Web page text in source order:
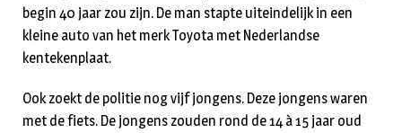
begin 40 jaar zou zijn. De man stapte uiteindelijk in een
kleine auto van het merk Toyota met Nederlandse
kentekenplaat.
Ook zoekt de politie nog vijf jongens. Deze jongens waren
met de fiets. De jongens zouden rond de 14 à 15 jaar oud